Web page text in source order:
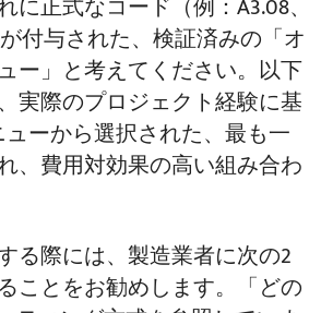
に正式なコード（例：A3.08、
が付与された、検証済みの「オ
ー」と考えてください。以下
実際のプロジェクト経験に基
ューから選択された、最も一
、費用対効果の高い組み合わ
る際には、製造業者に次の2
ことをお勧めします。「どの